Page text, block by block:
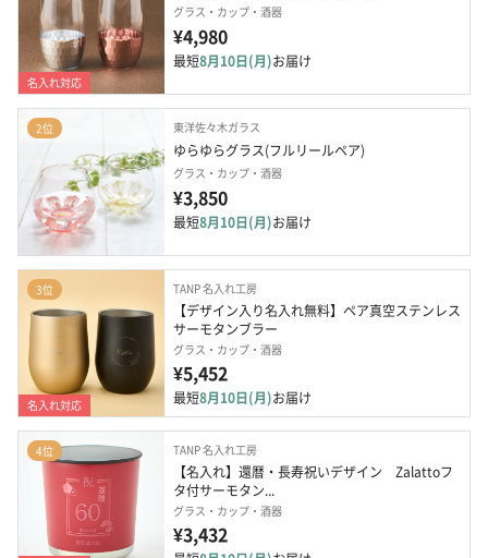
名入れ対応
グラス・カップ・酒器
¥4,980
最短8月10日(月)お届け
2位 東洋佐々木ガラス
ゆらゆらグラス(フルリールペア)
グラス・カップ・酒器
¥3,850
最短8月10日(月)お届け
3位
名入れ対応
TANP 名入れ工房
【デザイン入り名入れ無料】ペア真空ステンレス
サーモタンブラー
グラス・カップ・酒器
¥5,452
最短8月10日(月)お届け
4位 TANP 名入れ工房
【名入れ】還暦・長寿祝いデザイン　Zalattoフ
タ付サーモタン...
グラス・カップ・酒器
¥3,432